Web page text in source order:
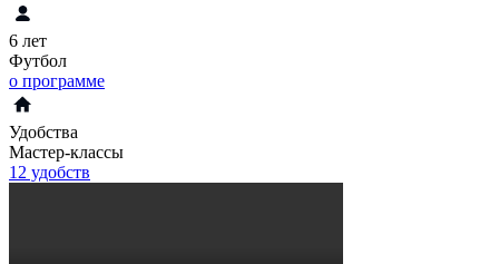
6 лет
Футбол
о программе
Удобства
Мастер-классы
12 удобств